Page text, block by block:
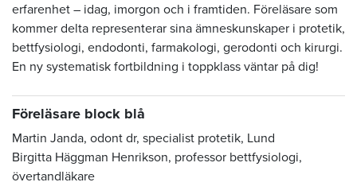
erfarenhet – idag, imorgon och i framtiden. Föreläsare som
kommer delta representerar sina ämneskunskaper i protetik,
bettfysiologi, endodonti, farmakologi, gerodonti och kirurgi.
En ny systematisk fortbildning i toppklass väntar på dig!
Föreläsare block blå
Martin Janda, odont dr, specialist protetik, Lund
Birgitta Häggman Henrikson, professor bettfysiologi,
övertandläkare